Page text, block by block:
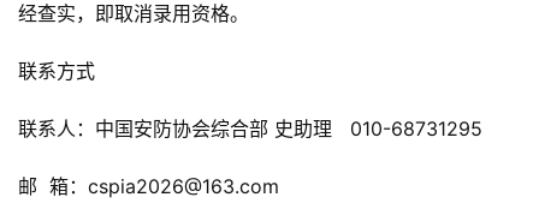
经查实，即取消录用资格。
联系方式
联系人：中国安防协会综合部 史助理 010-68731295
邮 箱：cspia2026@163.com